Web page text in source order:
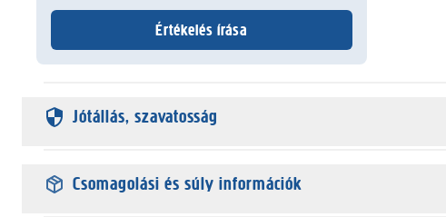
Értékelés írása
Jótállás, szavatosság
Csomagolási és súly információk